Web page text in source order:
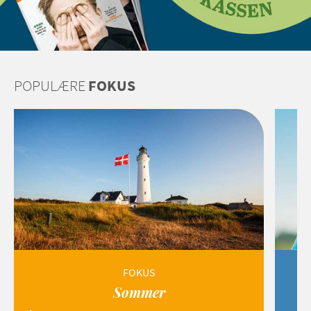
POPULÆREFOKUS
FOKUS
Sommer